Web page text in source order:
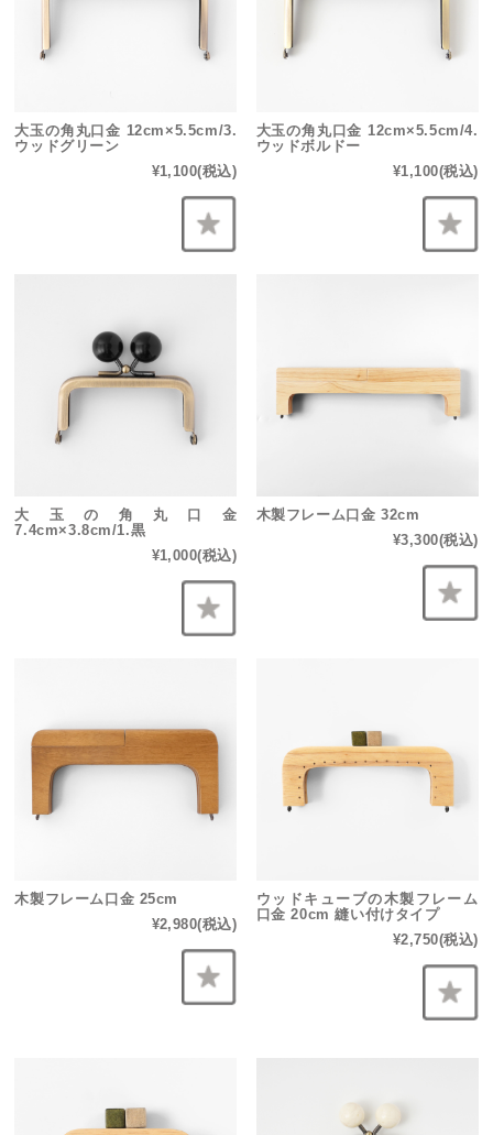
大玉の角丸口金 12cm×5.5cm/3.
ウッドグリーン
¥1,100(税込)
大玉の角丸口金 12cm×5.5cm/4.
ウッドボルドー
¥1,100(税込)
大玉の角丸口金
7.4cm×3.8cm/1.黒
¥1,000(税込)
木製フレーム口金 32cm
¥3,300(税込)
木製フレーム口金 25cm
¥2,980(税込)
ウッドキューブの木製フレーム
口金 20cm 縫い付けタイプ
¥2,750(税込)